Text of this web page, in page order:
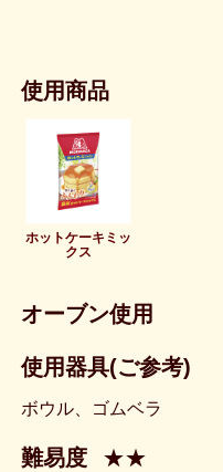
使用商品
ホットケーキミッ
クス
オーブン使用
使用器具(ご参考)
ボウル、ゴムベラ
難易度 ★★